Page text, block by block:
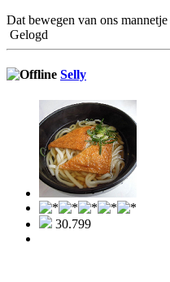
Dat bewegen van ons
Gelogd
Selly
30.799